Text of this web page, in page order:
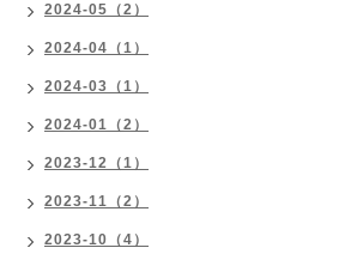
2024-05（2）
2024-04（1）
2024-03（1）
2024-01（2）
2023-12（1）
2023-11（2）
2023-10（4）